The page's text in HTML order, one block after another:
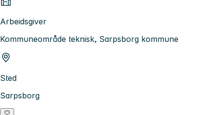
Arbeidsgiver
Kommuneområde teknisk, Sarpsborg kommune
Sted
Sarpsborg